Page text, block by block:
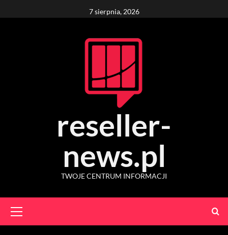
to
7 sierpnia, 2026
reseller-
news.pl
TWOJE CENTRUM INFORMACJI
Menu